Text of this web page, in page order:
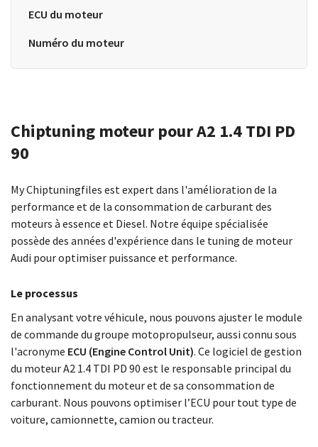
ECU du moteur
Numéro du moteur
Chiptuning moteur pour A2 1.4 TDI PD
90
My Chiptuningfiles est expert dans l'amélioration de la
performance et de la consommation de carburant des
moteurs à essence et Diesel. Notre équipe spécialisée
possède des années d'expérience dans le tuning de moteur
Audi pour optimiser puissance et performance.
Le processus
En analysant votre véhicule, nous pouvons ajuster le module
de commande du groupe motopropulseur, aussi connu sous
l'acronyme ECU (Engine Control Unit). Ce logiciel de gestion
du moteur A2 1.4 TDI PD 90 est le responsable principal du
fonctionnement du moteur et de sa consommation de
carburant. Nous pouvons optimiser l’ECU pour tout type de
voiture, camionnette, camion ou tracteur.